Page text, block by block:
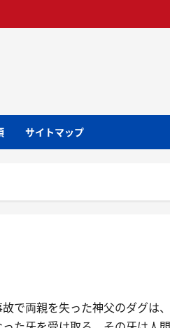
サイトマップ
で両親を失った神父のダグは